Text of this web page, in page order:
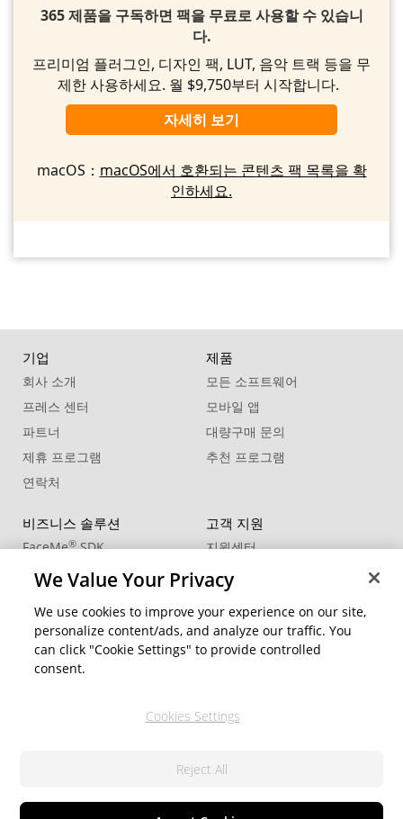
365 제품을 구독하면 팩을 무료로 사용할 수 있습니
다.
프리미엄 플러그인, 디자인 팩, LUT, 음악 트랙 등을 무
제한 사용하세요. 월 $9,750부터 시작합니다.
자세히 보기
macOS： macOS에서 호환되는 콘텐츠 팩 목록을 확
인하세요.
기업
회사 소개
프레스 센터
파트너
제휴 프로그램
연락처
제품
모든 소프트웨어
모바일 앱
대량구매 문의
추천 프로그램
비즈니스 솔루션
FaceMe®SDK
고객 지원
지원센터
제품 업데이트
커뮤니티
회원 영역
지역 변경
We Value Your Privacy
We use cookies to improve your experience on our site,
personalize content/ads, and analyze our traffic. You
can click "Cookie Settings" to provide controlled
consent.
Cookies Settings
Reject All